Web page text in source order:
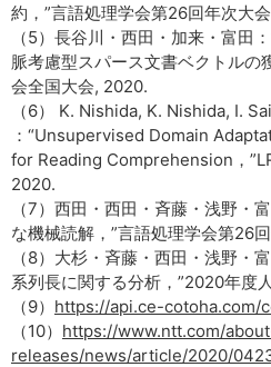
約，”言語処理学会第26回年次大
（5）長谷川・西田・加来・富田
脈考慮型スパース文書ベクトルの
会全国大会, 2020.
（6） K. Nishida, K. Nishida, I.
：“Unsupervised Domain
for Reading Comprehension，
2020.
（7）西田・西田・斉藤・浅野・
な機械読解，”言語処理学会第26
（8）大杉・斉藤・西田・浅野・
系列長に関する分析，”2020年度
（9） https://api.ce-cotoha.com/
（10） https://www.ntt.com/
releases/news/article/2020/